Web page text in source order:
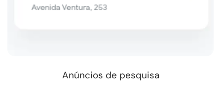
Anúncios de pesquisa